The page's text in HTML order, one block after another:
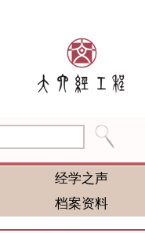
经学之声
档案资料